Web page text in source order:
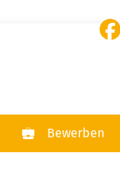
Bewerben